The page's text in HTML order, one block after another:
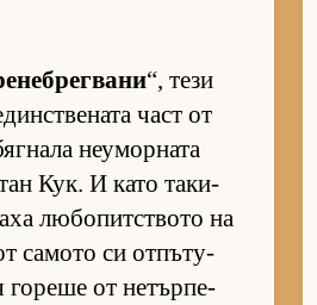
“, тези
част от
не­у­мор­ната
Кук. И като та­ки­
лю­бо­пит­с­твото на
са­мото си от­пъ­ту­
го­реше от не­тър­пе­